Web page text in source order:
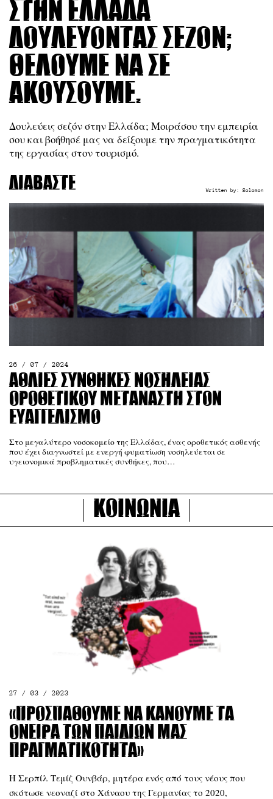
στην Ελλάδα
δουλεύοντας σεζόν;
Θέλουμε να σε
ακούσουμε.
Δουλεύεις σεζόν στην Ελλάδα; Μοιράσου την εμπειρία
σου και βοήθησέ μας να δείξουμε την πραγματικότητα
της εργασίας στον τουρισμό.
Διαβάστε Written by: Solomon
26 / 07 / 2024
Άθλιες συνθήκες νοσηλείας
οροθετικού μετανάστη στον
Ευαγγελισμό
Στο μεγαλύτερο νοσοκομείο της Ελλάδας, ένας οροθετικός ασθενής
που έχει διαγνωστεί με ενεργή φυματίωση νοσηλεύεται σε
υγειονομικά προβληματικές συνθήκες, που…
Κοινωνία
27 / 03 / 2023
«Προσπαθούμε να κάνουμε τα
όνειρα των παιδιών μας
πραγματικότητα»
Η Σερπίλ Τεμίζ Ουνβάρ, μητέρα ενός από τους νέους που
σκότωσε νεοναζί στο Χάναου της Γερμανίας το 2020,